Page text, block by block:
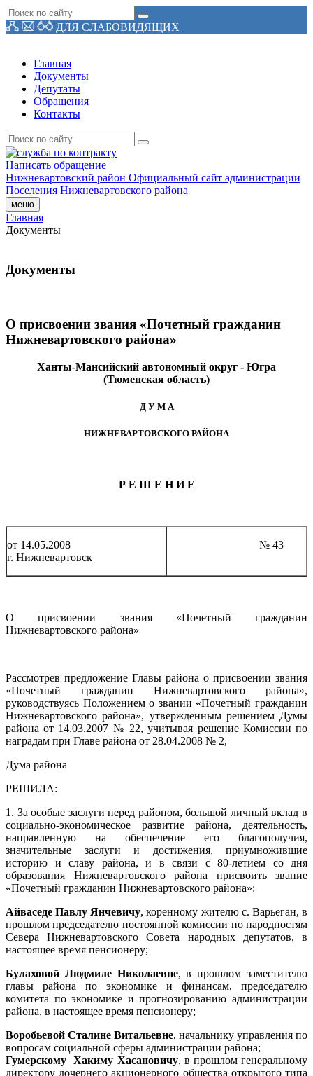
ДЛЯ СЛАБОВИДЯЩИХ
Главная
Документы
Депутаты
Обращения
Контакты
Написать обращение
Нижневартовский район Официальный сайт администрации
Поселения Нижневартовского района
меню
Главная
Документы
Документы
О присвоении звания «Почетный гражданин
Нижневартовского района»
Ханты-Мансийский автономный округ - Югра
(Тюменская область)
Д У М А
НИЖНЕВАРТОВСКОГО РАЙОНА
Р Е Ш Е Н И Е
от 14.05.2008
г. Нижневартовск
№ 43
О присвоении звания «Почетный гражданин
Нижневартовского района»
Рассмотрев предложение Главы района о присвоении звания
«Почетный гражданин Нижневартовского района»,
руководствуясь Положением о звании «Почетный гражданин
Нижневартовского района», утвержденным решением Думы
района от 14.03.2007 № 22, учитывая решение Комиссии по
наградам при Главе района от 28.04.2008 № 2,
Дума района
РЕШИЛА:
1. За особые заслуги перед районом, большой личный вклад в
социально-экономическое развитие района, деятельность,
направленную на обеспечение его благополучия,
значительные заслуги и достижения, приумножившие
историю и славу района, и в связи с 80-летием со дня
образования Нижневартовского района присвоить звание
«Почетный гражданин Нижневартовского района»:
Айваседе Павлу Янчевичу, коренному жителю с. Варьеган, в
прошлом председателю постоянной комиссии по народностям
Севера Нижневартовского Совета народных депутатов, в
настоящее время пенсионеру;
Булаховой Людмиле Николаевне, в прошлом заместителю
главы района по экономике и финансам, председателю
комитета по экономике и прогнозированию администрации
района, в настоящее время пенсионеру;
Воробьевой Сталине Витальевне, начальнику управления по
вопросам социальной сферы администрации района;
Гумерскому Хакиму Хасановичу, в прошлом генеральному
директору дочернего акционерного общества открытого типа